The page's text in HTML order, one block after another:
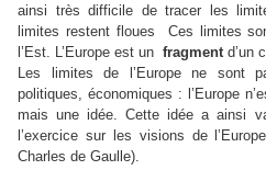
ainsi très difficile de tracer les
limites restent floues Ces limites
l’Est. L’Europe est un fragmentd’un
Les limites de l’Europe ne sont
politiques, économiques : l’Europe
mais une idée. Cette idée a ainsi
l’exercice sur les visions de
Charles de Gaulle).